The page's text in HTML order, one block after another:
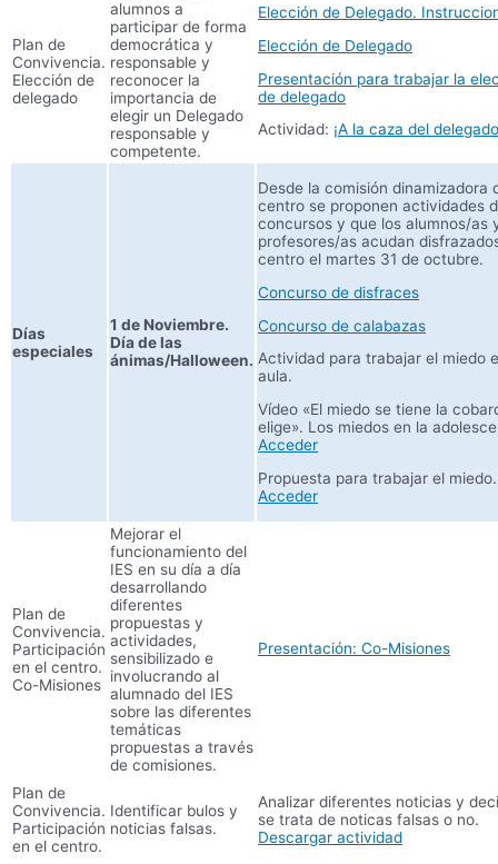
Plan de
Convivencia.
Elección de
delegado
alumnos a
participar de forma
democrática y
responsable y
reconocer la
importancia de
elegir un Delegado
responsable y
competente.
Elección de Delegado.
Elección de Delegado
Presentación para trabajar la
de delegado
Actividad: ¡A la caza del
Días
especiales
1 de Noviembre.
Día de las
ánimas/Halloween.
Desde la comisión dinamizadora
centro se proponen actividades
concursos y que los alumnos/as
profesores/as acudan
centro el martes 31 de octubre.
Concurso de disfraces
Concurso de calabazas
Actividad para trabajar el miedo
aula.
Vídeo «El miedo se tiene la
elige». Los miedos en la
Acceder
Propuesta para trabajar el miedo.
Acceder
Plan de
Convivencia.
Participación
en el centro.
Co-Misiones
Mejorar el
funcionamiento del
IES en su día a día
desarrollando
diferentes
propuestas y
actividades,
sensibilizado e
involucrando al
alumnado del IES
sobre las diferentes
temáticas
propuestas a través
de comisiones.
Presentación: Co-Misiones
Plan de
Convivencia.
Participación
en el centro.
Identificar bulos y
noticias falsas.
Analizar diferentes noticias y
se trata de noticas falsas o no.
Descargar actividad